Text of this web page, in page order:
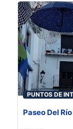
PUNTOS DE
Paseo Del